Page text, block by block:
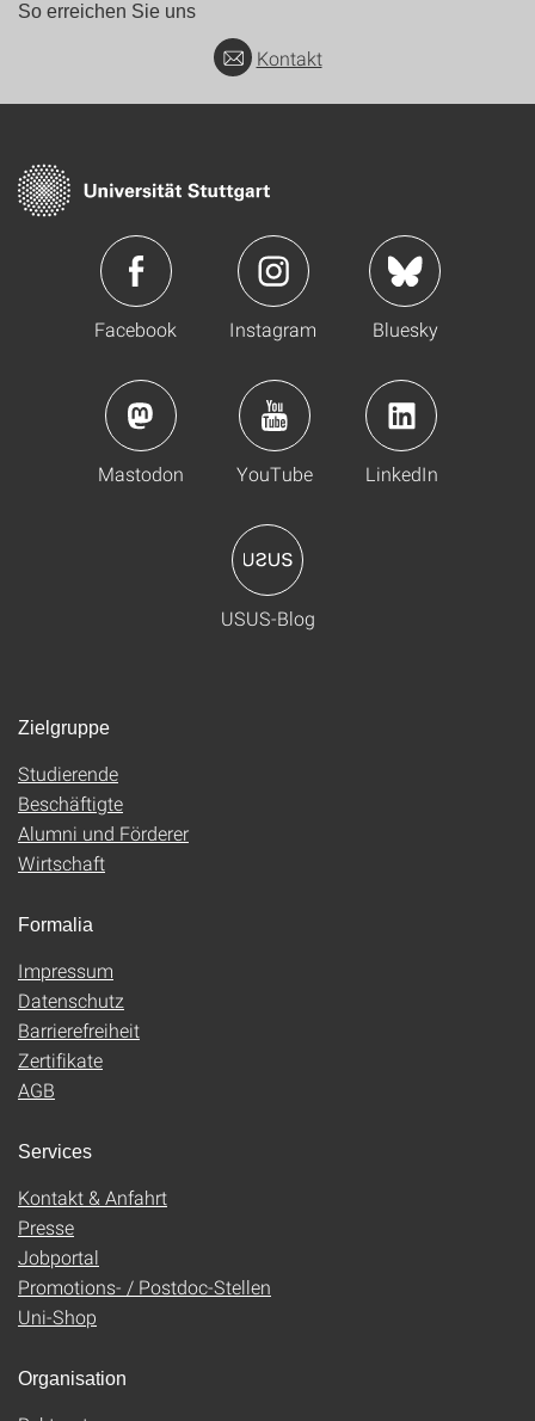
So erreichen Sie uns
Kontakt
Facebook Instagram Bluesky
Mastodon YouTube LinkedIn
USUS-Blog
Zielgruppe
Studierende
Beschäftigte
Alumni und Förderer
Wirtschaft
Formalia
Impressum
Datenschutz
Barrierefreiheit
Zertifikate
AGB
Services
Kontakt & Anfahrt
Presse
Jobportal
Promotions- / Postdoc-Stellen
Uni-Shop
Organisation